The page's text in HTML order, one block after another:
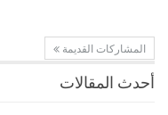
المشاركات القديمة
أحدث المقالات